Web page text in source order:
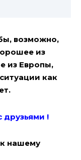
возможно,
из
из Европы,
как
друзьями !
нашему